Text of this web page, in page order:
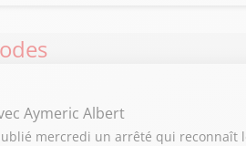
Aymeric Albert
mercredi un arrêté qui